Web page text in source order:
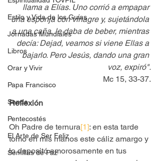
Estilo y Vida de los Guías
Jornadas Mundiales
Libros
Orar y Vivir
Papa Francisco
Senda
Pentecostés
El Arte de Ser Feliz
Semillas de Paz
llama a Elías. Uno corrió a empapar
una esponja con vinagre y, sujetándola
a una caña, le daba de beber, mientras
decía: Dejad, veamos si viene Ellas a
bajarlo. Pero Jesús, dando una gran
voz, expiró".
Mc 15, 33-37.
Reflexión
Oh Padre de ternura[1]: en esta tarde
tomo en mis manos este cáliz amargo y
lo depositó amorosamente en tus